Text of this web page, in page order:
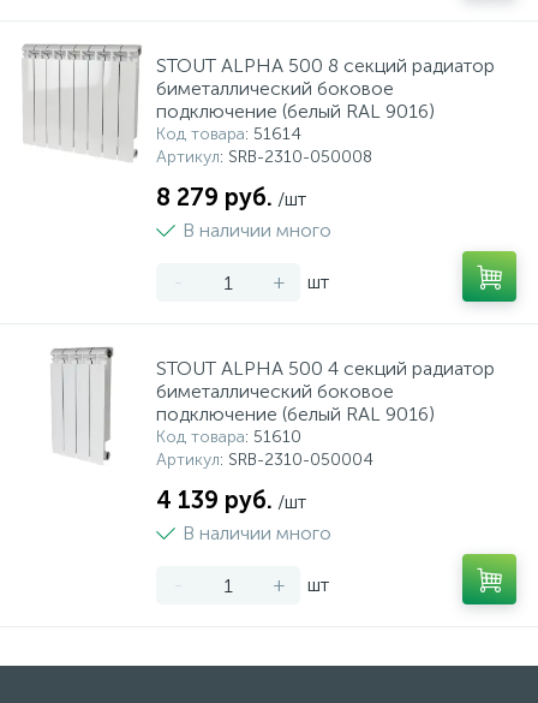
STOUT ALPHA 500 8 секций радиатор
биметаллический боковое
подключение (белый RAL 9016)
Код товара: 51614
Артикул: SRB-2310-050008
8 279 руб. /шт
В наличии много
- + шт
STOUT ALPHA 500 4 секций радиатор
биметаллический боковое
подключение (белый RAL 9016)
Код товара: 51610
Артикул: SRB-2310-050004
4 139 руб. /шт
В наличии много
- + шт